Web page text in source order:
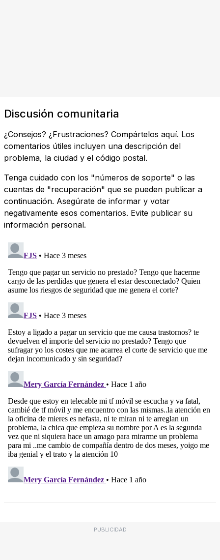
Discusión comunitaria
¿Consejos? ¿Frustraciones? Compártelos aquí. Los
comentarios útiles incluyen una descripción del
problema, la ciudad y el código postal.
Tenga cuidado con los "números de soporte" o las
cuentas de "recuperación" que se pueden publicar a
continuación. Asegúrate de informar y votar
negativamente esos comentarios. Evite publicar su
información personal.
PUBLICIDAD